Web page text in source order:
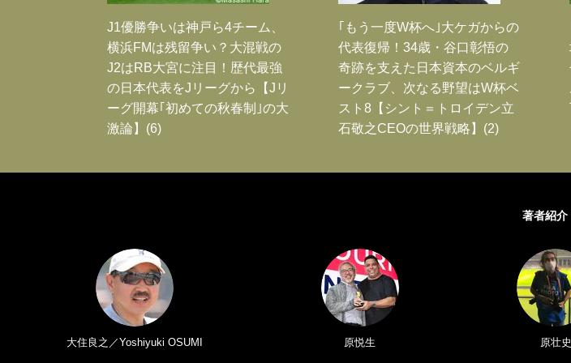
J1優勝争いは神戸ら4チーム、
横浜FMは残留争い？大混戦の
J2はRB大宮に注目！歴代最強
の日本代表をJリーグから【Jリ
ーグ開幕｢初めての秋春制｣の大
激論】(6)
｢もう一度W杯へ｣大ケガからの
代表復帰！34歳・谷口彰悟の
奇跡を支えた日本資本のベルギ
ークラブ、次なる野望はW杯ベ
スト8【シント＝トロイデン立
石敬之CEOの世界戦略】(2)
著者紹介
大住良之／Yoshiyuki OSUMI 原悦生 原壮史